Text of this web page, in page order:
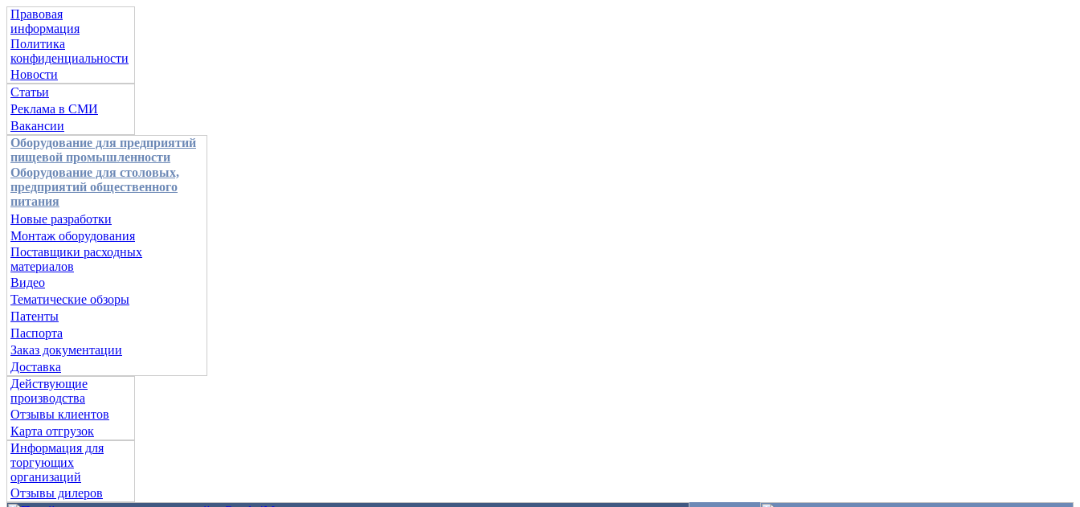
Правовая
информация
Политика
конфиденциальности
Новости
Статьи
Реклама в СМИ
Вакансии
Оборудование для предприятий
пищевой промышленности
Оборудование для столовых,
предприятий общественного
питания
Новые разработки
Монтаж оборудования
Поставщики расходных
материалов
Видео
Тематические обзоры
Патенты
Паспорта
Заказ документации
Доставка
Действующие
производства
Отзывы клиентов
Карта отгрузок
Информация для
торгующих
организаций
Отзывы дилеров